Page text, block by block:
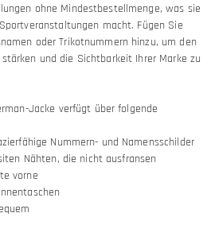
ohne Mindestbestellmenge, was sie
macht. Fügen Sie
oder Trikotnummern hinzu, um den
und die Sichtbarkeit Ihrer Marke zu
Jacke verfügt über folgende
Nummern- und Namensschilder
Nähten, die nicht ausfransen
vorne